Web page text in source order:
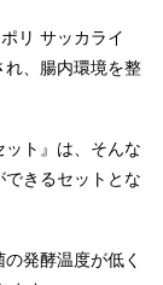
リ サッカライ
れ、腸内環境を整
ト』は、そんな
きるセットとな
発酵温度が低く